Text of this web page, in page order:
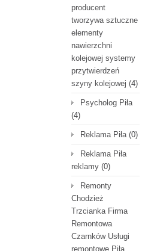
producent
tworzywa sztuczne
elementy
nawierzchni
kolejowej systemy
przytwierdzeń
szyny kolejowej (4)
Psycholog Piła
(4)
Reklama Piła(0)
Reklama Piła
reklamy (0)
Remonty
Chodzież
Trzcianka Firma
Remontowa
Czarnków Usługi
remontowe Piła